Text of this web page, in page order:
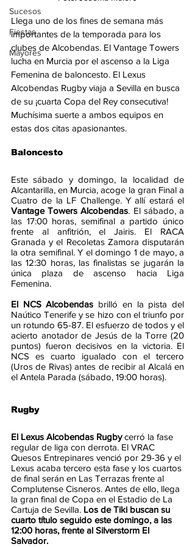
Sucesos
Fiestas
Mayores
Llega uno de los fines de semana más
importantes de la temporada para los
clubes de Alcobendas. El Vantage Towers
lucha en Murcia por el ascenso a la Liga
Femenina de baloncesto. El Lexus
Alcobendas Rugby viaja a Sevilla en busca
de su ¡cuarta Copa del Rey consecutiva!
Muchísima suerte a ambos equipos en
estas dos citas apasionantes.
Baloncesto
Este sábado y domingo, la localidad de
Alcantarilla, en Murcia, acoge la gran Final a
Vantage Towers Alcobendas. El sábado, a
las 17:00 horas, semifinal a partido único
frente al anfitrión, el Jairis. El RACA
Granada y el Recoletas Zamora disputarán
la otra semifinal. Y el domingo 1 de mayo, a
las 12:30 horas, las finalistas se jugarán la
única plaza de ascenso hacia Liga
Femenina.
El NCS Alcobendas brilló en la pista del
Naútico Tenerife y se hizo con el triunfo por
un rotundo 65-87. El esfuerzo de todos y el
acierto anotador de Jesús de la Torre (20
puntos) fueron decisivos en la victoria. El
NCS es cuarto igualado con el tercero
(Uros de Rivas) antes de recibir al Alcalá en
el Antela Parada (sábado, 19:00 horas).
Rugby
El Lexus Alcobendas Rugby cerró la fase
regular de liga con derrota. El VRAC
Quesos Entrepinares venció por 29-36 y el
Lexus acaba tercero esta fase y los cuartos
de final serán en Las Terrazas frente al
Complutense Cisneros. Antes de ello, llega
la gran final de Copa en el Estadio de La
Cartuja de Sevilla. Los de Tiki buscan su
cuarto título seguido este domingo, a las
12:00 horas, frente al Silverstorm El
Salvador.